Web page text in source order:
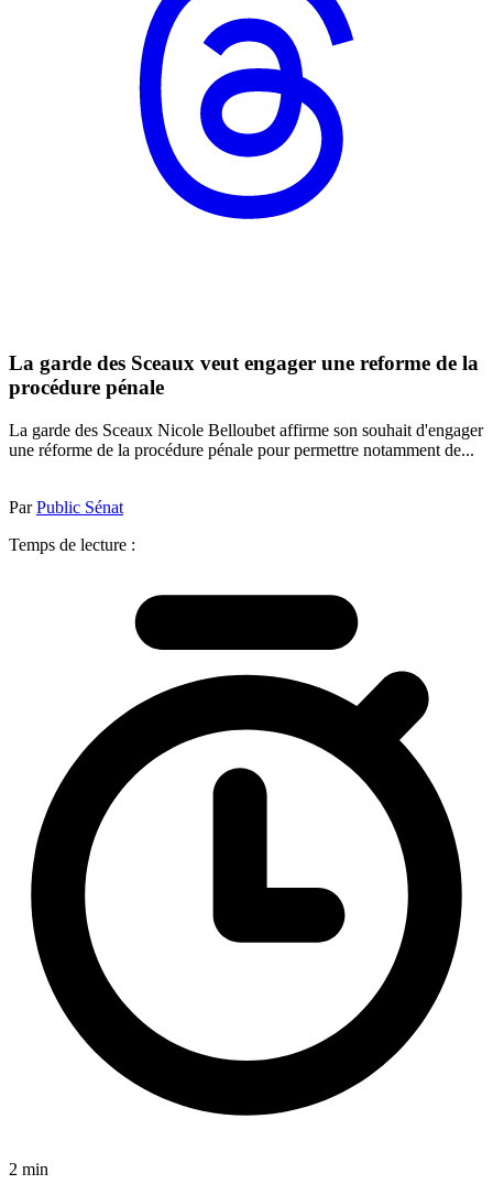
La garde des Sceaux veut engager une reforme de la
procédure pénale
La garde des Sceaux Nicole Belloubet affirme son souhait d'engager
une réforme de la procédure pénale pour permettre notamment de...
ParPublic Sénat
Temps de lecture :
2 min